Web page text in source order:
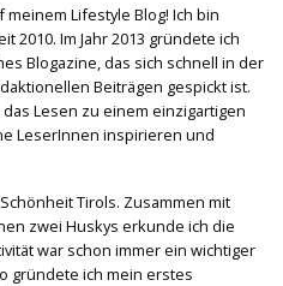
Lifestyle Blog! Ich bin
2010. Im Jahr 2013 gründete ich
Blogazine, das sich schnell in der
Beiträgen gespickt ist.
Lesen zu einem einzigartigen
LeserInnen inspirieren und
Tirols. Zusammen mit
zwei Huskys erkunde ich die
war schon immer ein wichtiger
gründete ich mein erstes